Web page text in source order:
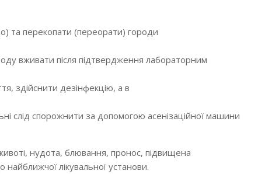
та перекопати (переорати) городи
вживати після підтвердження лабораторним
здійснити дезінфекцію, а в
слід спорожнити за допомогою асенізаційної машини
нудота, блювання, пронос, підвищена
лікувальної установи.